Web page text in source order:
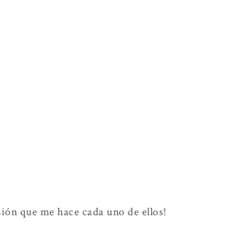
que me hace cada uno de ellos!